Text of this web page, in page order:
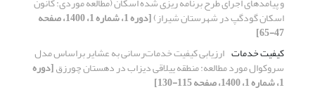
اسکان گودگپ در شهرستان شیراز) [دوره 1، شماره 1، 1400، صفحه
47-65]
کیفیت خدمات ارزیابی کیفیت خدمات‌رسانی به عشایر براساس مدل
سروکوال مورد مطالعه: منطقه ییلاقی دیزاب در دهستان چورزق[دوره
1، شماره 1، 1400، صفحه 115-130]